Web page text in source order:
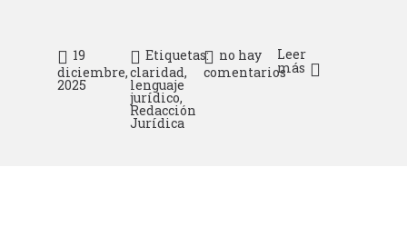
19
diciembre,
2025
Etiquetas:
claridad,
lenguaje
jurídico,
Redacción
Jurídica
no hay
comentarios
Leer
más